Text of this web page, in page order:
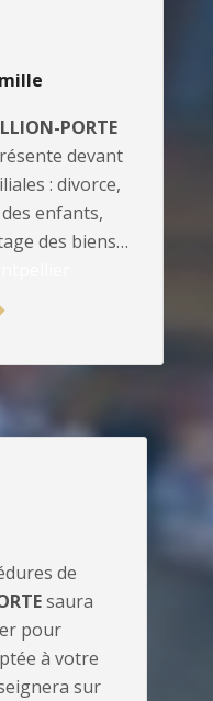
PORTE
devant
: divorce,
enfants,
des biens…
de
saura
pour
à votre
sur